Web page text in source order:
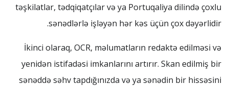
təşkilatlar, tədqiqatçılar və ya Portuqaliya dilində çoxlu
sənədlərlə işləyən hər kəs üçün çox dəyərlidir.
İkinci olaraq, OCR, məlumatların redaktə edilməsi və
yenidən istifadəsi imkanlarını artırır. Skan edilmiş bir
sənəddə səhv tapdığınızda və ya sənədin bir hissəsini